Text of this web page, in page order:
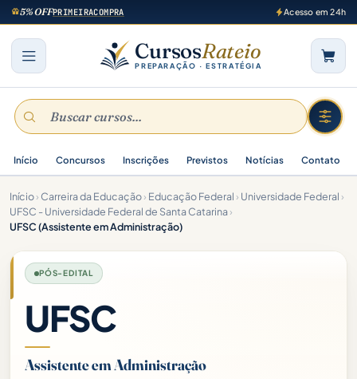
5% OFFPRIMEIRACOMPRA Acesso em 24h
CursosRateio
PREPARAÇÃO · ESTRATÉGIA
Início Concursos Inscrições Previstos Notícias Contato
Início› Carreira da Educação› Educação Federal › Universidade Federal ›
UFSC - Universidade Federal de Santa Catarina›
UFSC (Assistente em Administração)
PÓS-EDITAL
UFSC
Assistente em Administração